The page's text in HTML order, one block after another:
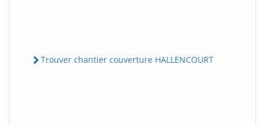
Trouver chantier couverture HALLENCOURT